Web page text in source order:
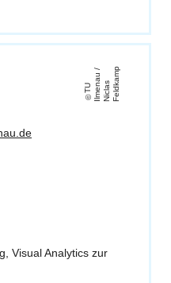
T
U
Il
m
e
n
a
u /
Ni
cl
a s
F
el
d
k
a
m p
Visual Analytics zur